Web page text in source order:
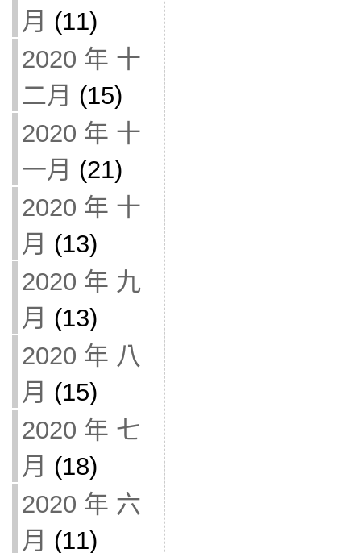
月 (11)
2020 年 十
二月 (15)
2020 年 十
一月 (21)
2020 年 十
月 (13)
2020 年 九
月 (13)
2020 年 八
月 (15)
2020 年 七
月 (18)
2020 年 六
月 (11)